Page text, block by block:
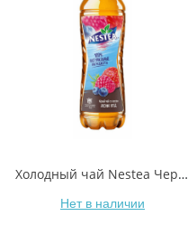
Холодный чай Nestea Черный Лесные ягоды 1,5 л
Нет в наличии